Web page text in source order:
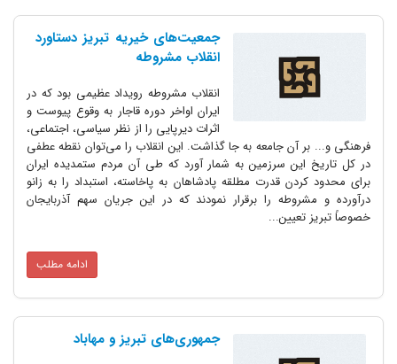
جمعیت‌های خیریه تبریز دستاورد
انقلاب مشروطه
انقلاب مشروطه رویداد عظیمی بود که در
ایران اواخر دوره قاجار به وقوع پیوست و
اثرات دیرپایی را از نظر سیاسی، اجتماعی،
فرهنگی و... بر آن جامعه به جا گذاشت. این انقلاب را می‌توان نقطه عطفی
در کل تاریخ این سرزمین به شمار آورد که طی آن مردم ستمدیده ایران
برای محدود کردن قدرت مطلقه پادشاهان به پاخاسته، استبداد را به زانو
درآورده و مشروطه را برقرار نمودند که در این جریان سهم آذربایجان
خصوصاً تبریز تعیین...
ادامه مطلب
جمهوری‌‌های تبریز و مهاباد